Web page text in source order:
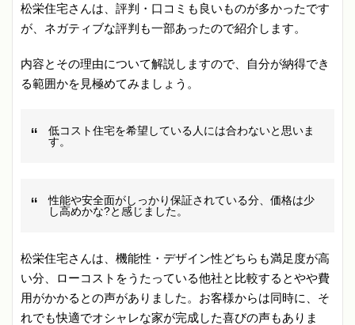
松栄住宅さんは、評判・口コミも良いものが多かったです
が、ネガティブな評判も一部あったので紹介します。
内容とその理由について解説しますので、自分が納得でき
る範囲かを見極めてみましょう。
低コスト住宅を希望している人には合わないと思いま
す。
性能や安全面がしっかり保証されている分、価格は少
し高めかな?と感じました。
松栄住宅さんは、機能性・デザイン性どちらも満足度が高
い分、ローコストをうたっている他社と比較するとやや費
用がかかるとの声がありました。お客様からは同時に、そ
れでも快適でオシャレな家が完成した喜びの声もありま